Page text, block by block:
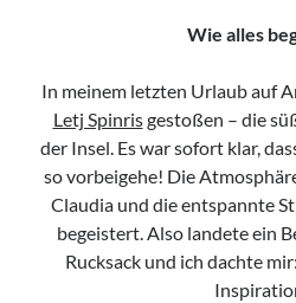
Netzwerk-Plausch für
Mehr Infos
Samstag, 22 August 2026
Wie alles
In meinem letzten Urlaub auf
Letj Spinrisgestoßen – die
der Insel. Es war sofort klar,
so vorbeigehe! Die
Claudia und die entspannte
begeistert. Also landete ein
Rucksack und ich dachte